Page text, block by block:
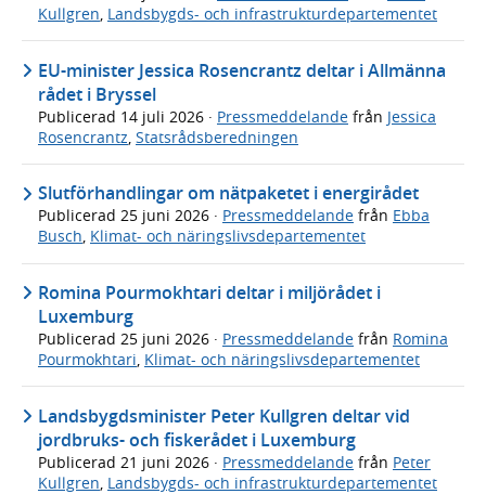
Kullgren, Landsbygds- och infrastrukturdepartementet
EU-minister Jessica Rosencrantz deltar i Allmänna
rådet i Bryssel
Publicerad 14 juli 2026 · Pressmeddelande från Jessica
Rosencrantz, Statsrådsberedningen
Slutförhandlingar om nätpaketet i energirådet
Publicerad 25 juni 2026 · Pressmeddelande från Ebba
Busch, Klimat- och näringslivsdepartementet
Romina Pourmokhtari deltar i miljörådet i
Luxemburg
Publicerad 25 juni 2026 · Pressmeddelande från Romina
Pourmokhtari, Klimat- och näringslivsdepartementet
Landsbygdsminister Peter Kullgren deltar vid
jordbruks- och fiskerådet i Luxemburg
Publicerad 21 juni 2026 · Pressmeddelande från Peter
Kullgren Landsbygds- och infrastrukturdepartementet